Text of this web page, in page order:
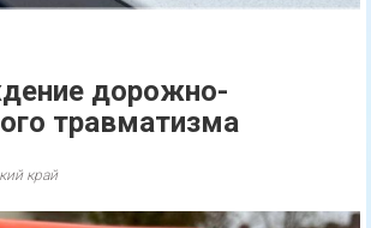
дорожно-
травматизма
край